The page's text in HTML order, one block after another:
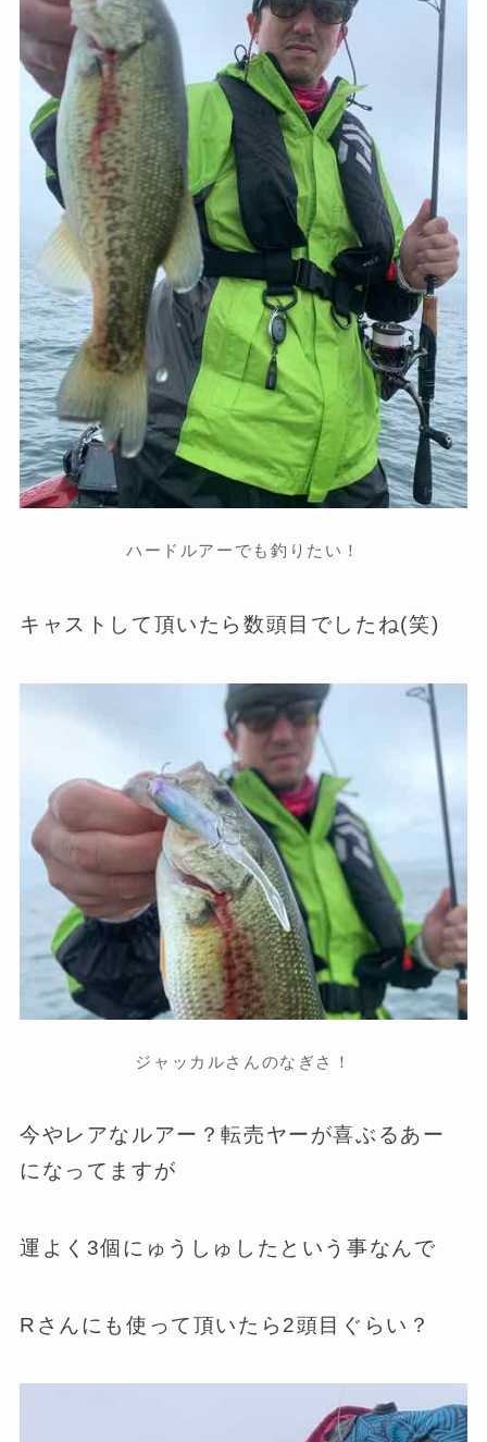
ハードルアーでも釣りたい！
キャストして頂いたら数頭目でしたね(笑)
ジャッカルさんのなぎさ！
今やレアなルアー？転売ヤーが喜ぶるあー
になってますが
運よく3個にゅうしゅしたという事なんで
Rさんにも使って頂いたら2頭目ぐらい？